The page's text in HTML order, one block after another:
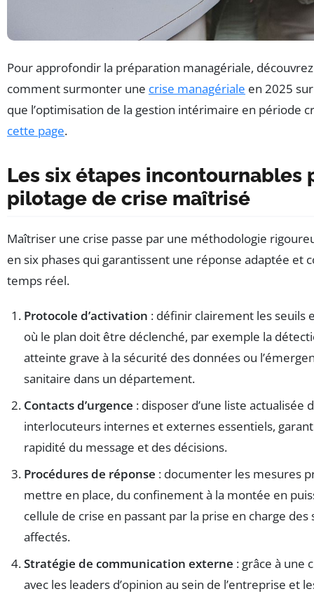
Pour approfondir la préparation managériale,
comment surmonter une crise managériale en 2025
que l’optimisation de la gestion intérimaire en période
cette page.
Les six étapes incontournables
pilotage de crise maîtrisé
Maîtriser une crise passe par une méthodologie
en six phases qui garantissent une réponse adaptée et
temps réel.
Protocole d’activation : définir clairement les seuils
où le plan doit être déclenché, par exemple la
atteinte grave à la sécurité des données ou
sanitaire dans un département.
Contacts d’urgence : disposer d’une liste actualisée
interlocuteurs internes et externes essentiels,
rapidité du message et des décisions.
Procédures de réponse : documenter les mesures
mettre en place, du confinement à la montée en
cellule de crise en passant par la prise en charge des
affectés.
Stratégie de communication externe : grâce à une
avec les leaders d’opinion au sein de l’entreprise et